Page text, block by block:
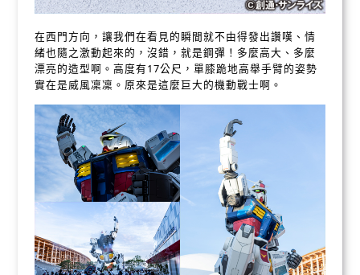
在西門方向，讓我們在看見的瞬間就不由得發出讚嘆、情
緒也隨之激動起來的，沒錯，就是鋼彈！多麼高大、多麼
漂亮的造型啊。高度有17公尺，單膝跪地高舉手臂的姿勢
實在是威風凜凜。原來是這麼巨大的機動戰士啊。